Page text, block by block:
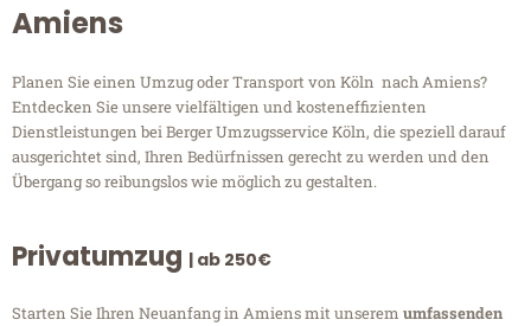
Amiens
Planen Sie einen Umzug oder Transport von Köln nach Amiens?
Entdecken Sie unsere vielfältigen und kosteneffizienten
Dienstleistungen bei Berger Umzugsservice Köln, die speziell darauf
ausgerichtet sind, Ihren Bedürfnissen gerecht zu werden und den
Übergang so reibungslos wie möglich zu gestalten.
Privatumzug | ab 250€
Starten Sie Ihren Neuanfang in Amiens mit unserem umfassenden